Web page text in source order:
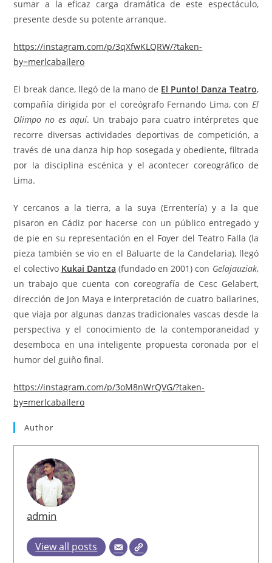
sumar a la eficaz carga dramática de este espectáculo,
presente desde su potente arranque.
https://instagram.com/p/3qXfwKLQRW/?taken-
by=merlcaballero
El break dance, llegó de la mano de El Punto! Danza Teatro,
compañía dirigida por el coreógrafo Fernando Lima, con El
Olimpo no es aquí. Un trabajo para cuatro intérpretes que
recorre diversas actividades deportivas de competición, a
través de una danza hip hop sosegada y obediente, filtrada
por la disciplina escénica y el acontecer coreográfico de
Lima.
Y cercanos a la tierra, a la suya (Errentería) y a la que
pisaron en Cádiz por hacerse con un público entregado y
de pie en su representación en el Foyer del Teatro Falla (la
pieza también se vio en el Baluarte de la Candelaria), llegó
el colectivo Kukai Dantza (fundado en 2001) con Gelajauziak,
un trabajo que cuenta con coreografía de Cesc Gelabert,
dirección de Jon Maya e interpretación de cuatro bailarines,
que viaja por algunas danzas tradicionales vascas desde la
perspectiva y el conocimiento de la contemporaneidad y
desemboca en una inteligente propuesta coronada por el
humor del guiño final.
https://instagram.com/p/3oM8nWrQVG/?taken-
by=merlcaballero
Author
admin
View all posts